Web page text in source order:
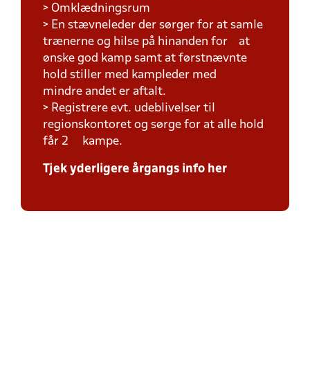
> Omklædningsrum
> En stævneleder der sørger for at samle
trænerne og hilse på hinanden for at
ønske god kamp samt at førstnævnte
hold stiller med kampleder med
mindre andet er aftalt.
> Registrere evt. udeblivelser til
regionskontoret og sørge for at alle hold
får 2 kampe.
Tjek yderligere årgangs info her